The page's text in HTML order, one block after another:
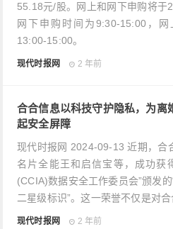
55.18元/股。网上和网下申购将于
网下申购时间为9:30-15:00，网
13:00-15:00。
现代时报网 2 年前
合合信息以科技守护隐私，为离
起安全屏障
现代时报网 2024-09-13 近期，合
名片全能王和启信宝等，成功获
(CCIA)数据安全工作委员会”颁发
二星级标识”。这一荣誉不仅是对
现代时报网 2 年前